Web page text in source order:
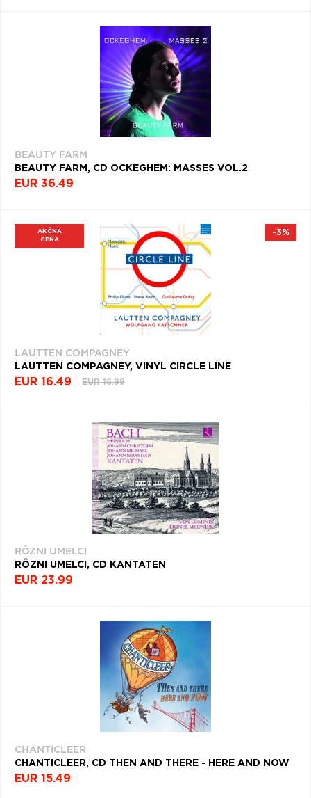
BEAUTY FARM
BEAUTY FARM, CD OCKEGHEM: MASSES VOL.2
EUR 36.49
AKČNÁ
CENA
LAUTTEN COMPAGNEY
LAUTTEN COMPAGNEY, VINYL CIRCLE LINE
EUR 16.49 EUR 16.99
-3%
RÔZNI UMELCI
RÔZNI UMELCI, CD KANTATEN
EUR 23.99
CHANTICLEER
CHANTICLEER, CD THEN AND THERE - HERE AND NOW
EUR 15.49